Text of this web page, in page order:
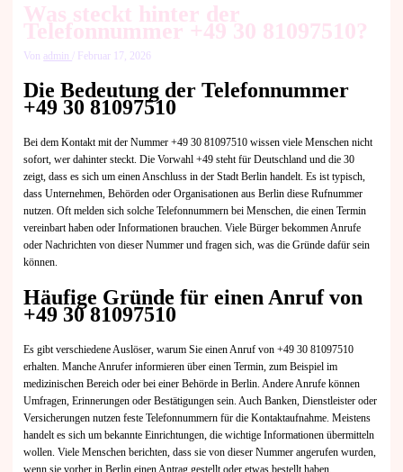
Was steckt hinter der
Telefonnummer +49 30 81097510?
Von admin/ Februar 17, 2026
Die Bedeutung der Telefonnummer
+49 30 81097510
Bei dem Kontakt mit der Nummer +49 30 81097510 wissen viele Menschen nicht
sofort, wer dahinter steckt. Die Vorwahl +49 steht für Deutschland und die 30
zeigt, dass es sich um einen Anschluss in der Stadt Berlin handelt. Es ist typisch,
dass Unternehmen, Behörden oder Organisationen aus Berlin diese Rufnummer
nutzen. Oft melden sich solche Telefonnummern bei Menschen, die einen Termin
vereinbart haben oder Informationen brauchen. Viele Bürger bekommen Anrufe
oder Nachrichten von dieser Nummer und fragen sich, was die Gründe dafür sein
können.
Häufige Gründe für einen Anruf von
+49 30 81097510
Es gibt verschiedene Auslöser, warum Sie einen Anruf von +49 30 81097510
erhalten. Manche Anrufer informieren über einen Termin, zum Beispiel im
medizinischen Bereich oder bei einer Behörde in Berlin. Andere Anrufe können
Umfragen, Erinnerungen oder Bestätigungen sein. Auch Banken, Dienstleister oder
Versicherungen nutzen feste Telefonnummern für die Kontaktaufnahme. Meistens
handelt es sich um bekannte Einrichtungen, die wichtige Informationen übermitteln
wollen. Viele Menschen berichten, dass sie von dieser Nummer angerufen wurden,
wenn sie vorher in Berlin einen Antrag gestellt oder etwas bestellt haben.